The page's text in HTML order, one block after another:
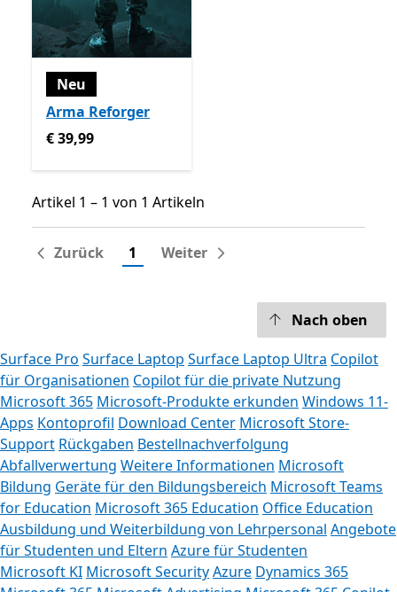
Neu
Arma Reforger
€ 39,99
€ 39,99
Artikel 1 – 1 von 1 Artikeln
Artikel 1 – 1 von 1 Artikeln
Zurück 1 Weiter
Nach oben
Surface Pro Surface Laptop Surface Laptop Ultra Copilot
für Organisationen Copilot für die private Nutzung
Microsoft 365 Microsoft-Produkte erkunden Windows 11-
Apps Kontoprofil Download Center Microsoft Store-
Support Rückgaben Bestellnachverfolgung
Abfallverwertung Weitere Informationen Microsoft
Bildung Geräte für den Bildungsbereich Microsoft Teams
for Education Microsoft 365 Education Office Education
Ausbildung und Weiterbildung von Lehrpersonal Angebote
für Studenten und Eltern Azure für Studenten
Microsoft KI Microsoft SecurityAzure Dynamics 365